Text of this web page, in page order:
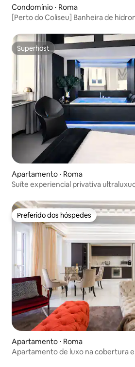
Condomínio ⋅ Roma
[Perto do Coliseu] Banheira de
Superhost
Superhost
Apartamento ⋅ Roma
Suíte experiencial privativa
Preferido dos hóspedes
Preferido dos hóspedes
Apartamento ⋅ Roma
Apartamento de luxo na cobertura